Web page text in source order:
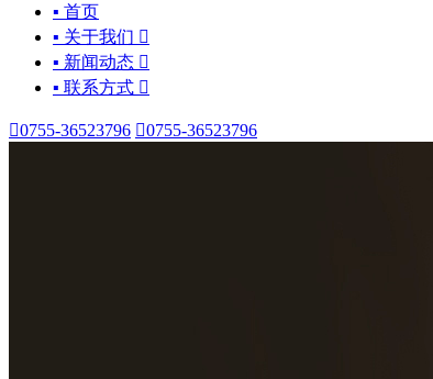
▪ 首页
▪ 关于我们 
▪ 新闻动态 
▪ 联系方式 
0755-36523796 0755-36523796